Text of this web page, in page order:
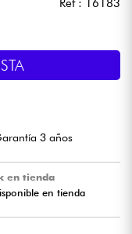
Ref : 16183
3 años
en tienda
en tienda